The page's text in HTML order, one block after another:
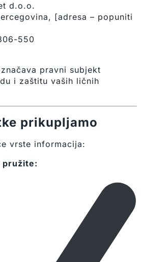
d.o.o.
[adresa – popuniti
550
pravni subjekt
i zaštitu vaših ličnih
prikupljamo
vrste informacija:
pružite: